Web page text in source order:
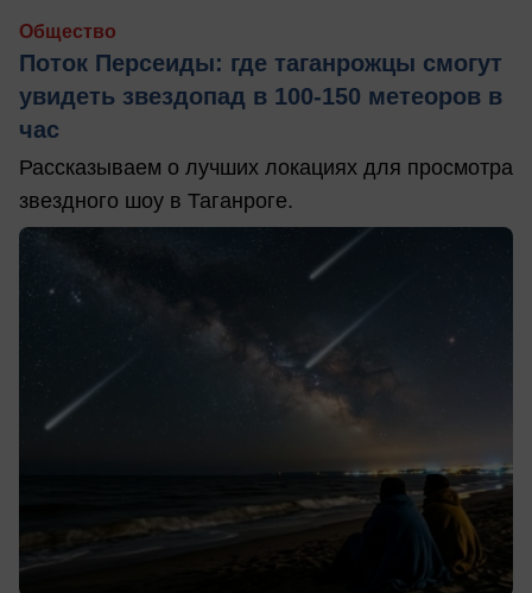
Общество
Поток Персеиды: где таганрожцы смогут
увидеть звездопад в 100-150 метеоров в
час
Рассказываем о лучших локациях для просмотра
звездного шоу в Таганроге.